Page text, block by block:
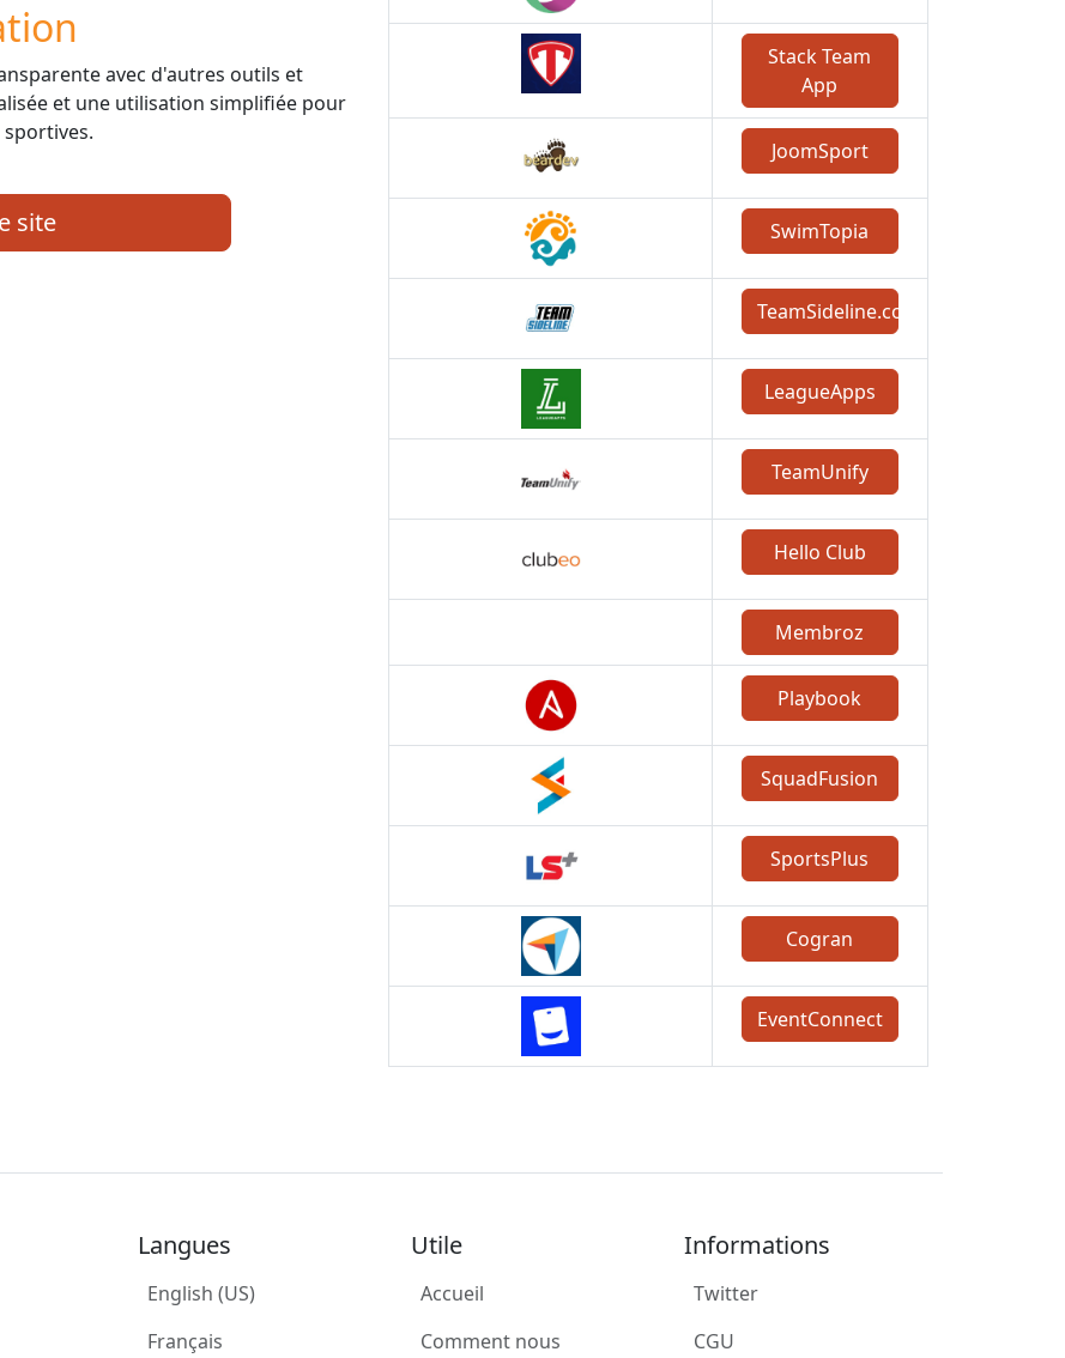
avec d'autres outils et
et une utilisation simplifiée pour
site
Stack Team
App
JoomSport
SwimTopia
TeamSideline.com
LeagueApps
TeamUnify
Hello Club
Membroz
Playbook
SquadFusion
SportsPlus
Cogran
EventConnect
Langues
English (US)
Français
Utile
Accueil
Comment nous
Informations
Twitter
CGU